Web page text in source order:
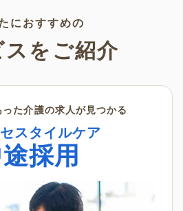
におすすめの
スをご紹介
た介護の求人が見つかる
スタイルケア
採用